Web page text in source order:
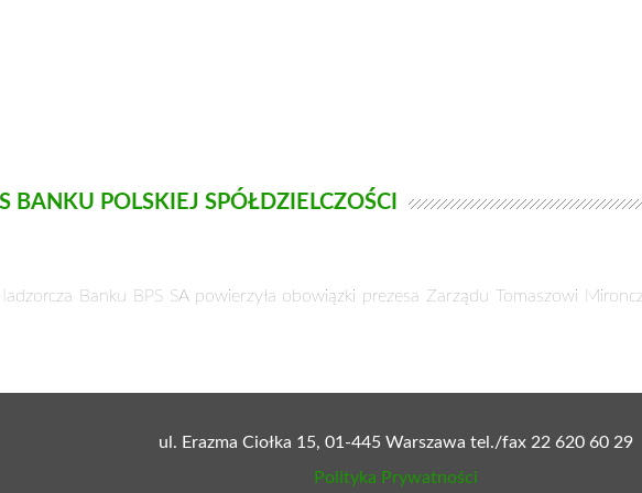
BANKU POLSKIEJ SPÓŁDZIELCZOŚCI
Banku BPS SA powierzyła obowiązki prezesa Zarządu Tomaszowi
ul. Erazma Ciołka 15, 01-445 Warszawa tel./fax 22 620 60 29
Polityka Prywatności